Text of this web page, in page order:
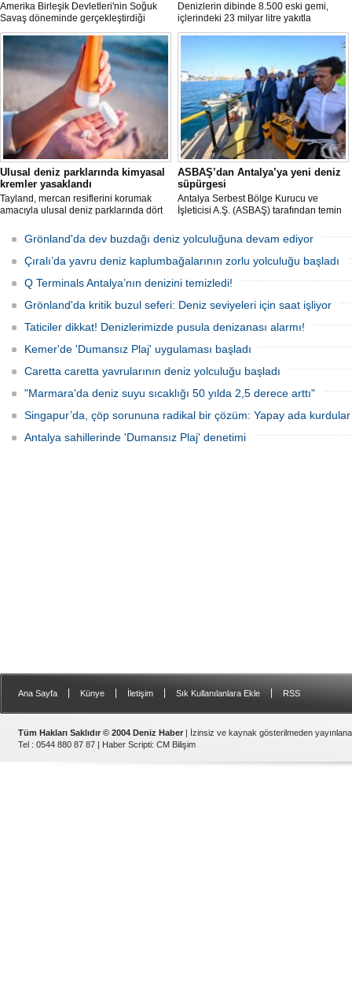
Amerika Birleşik Devletleri'nin Soğuk
Savaş döneminde gerçekleştirdiği
nükleer testlerin ardından kalan
radyoaktif atıkların üzerini kapatan Runit
Kubbesi, çevresel riskler ve deniz
seviyesindeki yükselmeler nedeniyle
tartışma konusu olmaya devam ediyor.
Denizlerin dibinde 8.500 eski gemi,
içlerindeki 23 milyar litre yakıtla
paslanıyor. Bilim insanları, bu
deniz ekosistemleri için büyük bir tehdit
oluşturduğunu belirtiyor.
Ulusal deniz parklarında kimyasal
kremler yasaklandı
Tayland, mercan resiflerini korumak
amacıyla ulusal deniz parklarında dört
kremlerinin kullanımını resmen
yasakladı.
ASBAŞ’dan Antalya’ya yeni deniz
süpürgesi
Antalya Serbest Bölge Kurucu ve
İşleticisi A.Ş. (ASBAŞ) tarafından temin
ve liman temizliği çalışmalarında aktif
olarak kullanılmaya başlandı.
Grönland'da dev buzdağı deniz yolculuğuna devam ediyor
Çıralı’da yavru deniz kaplumbağalarının zorlu yolculuğu başladı
Q Terminals Antalya’nın denizini temizledi!
Grönland'da kritik buzul seferi: Deniz seviyeleri için saat işliyor
Taticiler dikkat! Denizlerimizde pusula denizanası alarmı!
Kemer'de 'Dumansız Plaj' uygulaması başladı
Caretta caretta yavrularının deniz yolculuğu başladı
"Marmara'da deniz suyu sıcaklığı 50 yılda 2,5 derece arttı"
Singapur’da, çöp sorununa radikal bir çözüm: Yapay ada kurdular
Antalya sahillerinde 'Dumansız Plaj' denetimi
Ana Sayfa Künye İletişim Sık Kullanılanlara Ekle RSS
Tüm Hakları Saklıdır © 2004 Deniz Haber | İzinsiz ve kaynak gösterilmeden
Tel : 0544 880 87 87 | Haber Scripti: CM Bilişim